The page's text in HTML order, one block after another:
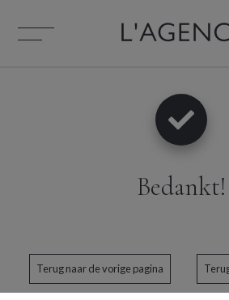
Bedankt!
Terug naar de vorige pagina